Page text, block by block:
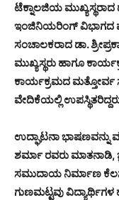
ಟೆಕ್ನಾಲಜಿಯ
ಇಂಜಿನಿಯರಿಂಗ್ ವಿಭಾಗದ
ಸಂಚಾಲಕರಾದ ಡಾ.
ಮುಖ್ಯಸ್ಥರು ಹಾಗೂ
ಕಾರ್ಯಕ್ರಮದ ಮತ್ತೋರ್ವ
ವೇದಿಕೆಯಲ್ಲಿ
ಉದ್ಘಾಟನಾ ಭಾಷಣವನ್ನು
ಶರ್ಮಾ ರವರು ಮಾತನಾಡಿ,
ಸಮುದಾಯ ನಿರ್ಮಾಣ ಕೆಲಸ
ಗುಣಮಟ್ಟವು